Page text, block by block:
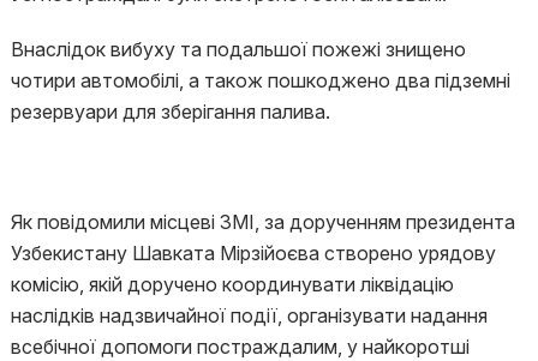
Внаслідок вибуху та подальшої пожежі знищено
чотири автомобілі, а також пошкоджено два підземні
резервуари для зберігання палива.
Як повідомили місцеві ЗМІ, за дорученням президента
Узбекистану Шавката Мірзійоєва створено урядову
комісію, якій доручено координувати ліквідацію
наслідків надзвичайної події, організувати надання
всебічної допомоги постраждалим, у найкоротші